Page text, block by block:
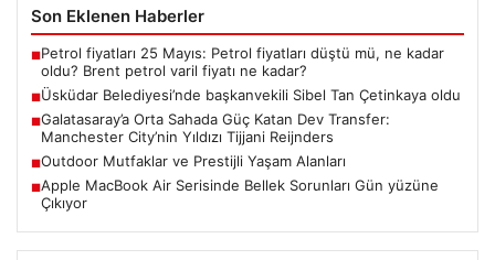
Son Eklenen Haberler
■Petrol fiyatları 25 Mayıs: Petrol fiyatları düştü mü, ne kadar
oldu? Brent petrol varil fiyatı ne kadar?
■Üsküdar Belediyesi’nde başkanvekili Sibel Tan Çetinkaya oldu
■Galatasaray’a Orta Sahada Güç Katan Dev Transfer:
Manchester City’nin Yıldızı Tijjani Reijnders
■Outdoor Mutfaklar ve Prestijli Yaşam Alanları
■Apple MacBook Air Serisinde Bellek Sorunları Gün yüzüne
Çıkıyor